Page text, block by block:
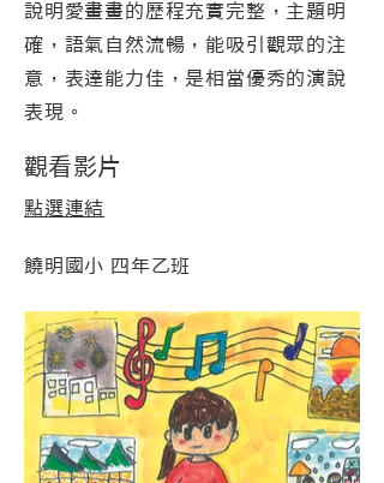
說明愛畫畫的歷程充實完整，主題明
確，語氣自然流暢，能吸引觀眾的注
意，表達能力佳，是相當優秀的演說
表現。
觀看影片
點選連結
饒明國小 四年乙班